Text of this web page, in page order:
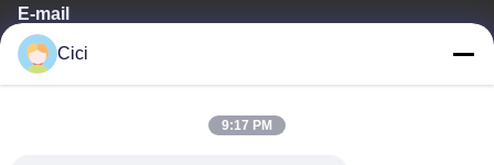
E-mail
sales03@bjgprojection.com
Cici
9:17 PM